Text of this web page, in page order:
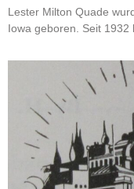
Lester Milton Quade
Iowa geboren. Seit 1932